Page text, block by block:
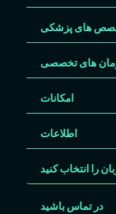
های پزشکی
های تخصصی
امکانات
اطلاعات
را انتخاب کنید
در تماس باشید